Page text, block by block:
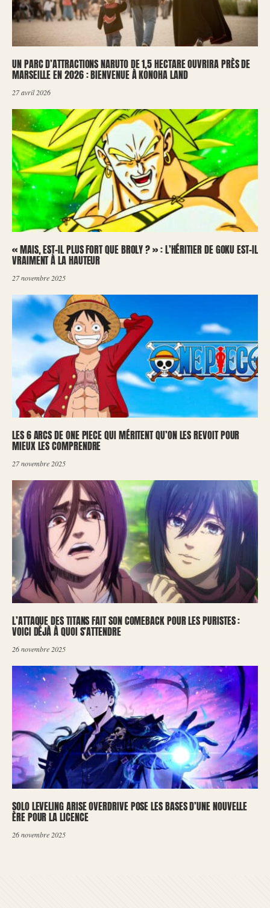
UN PARC D’ATTRACTIONS NARUTO DE 1,5 HECTARE OUVRIRA PRÈS DE
MARSEILLE EN 2026 : BIENVENUE À KONOHA LAND
27 avril 2026
« MAIS, EST-IL PLUS FORT QUE BROLY ? » : L’HÉRITIER DE GOKU EST-IL
VRAIMENT À LA HAUTEUR
27 novembre 2025
LES 6 ARCS DE ONE PIECE QUI MÉRITENT QU’ON LES REVOIT POUR
MIEUX LES COMPRENDRE
27 novembre 2025
L’ATTAQUE DES TITANS FAIT SON COMEBACK POUR LES PURISTES :
VOICI DÉJÀ À QUOI S’ATTENDRE
26 novembre 2025
SOLO LEVELING ARISE OVERDRIVE POSE LES BASES D’UNE NOUVELLE
ÈRE POUR LA LICENCE
26 novembre 2025